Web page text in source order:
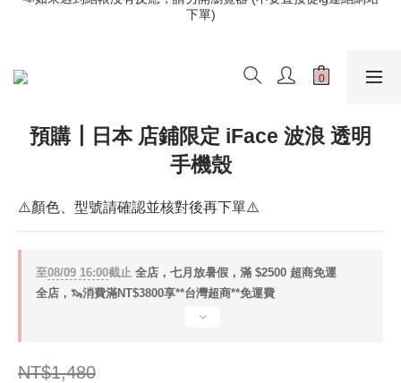
📣如果遇到結帳沒有反應，請另開瀏覽器 (不要直接從ig連結網站
📣如果遇到結帳沒有反應，請另開瀏覽器 (不要直接從ig連結網站
預購┃日本 店鋪限定 iFace 波浪 透明
手機殼
⚠️顏色、型號請確認並核對後再下單⚠️
至08/09 16:00截止 全店，七月放暑假，滿 $2500 超商免運
全店，🦦消費滿NT$3800享**台灣超商**免運費
NT$1,480